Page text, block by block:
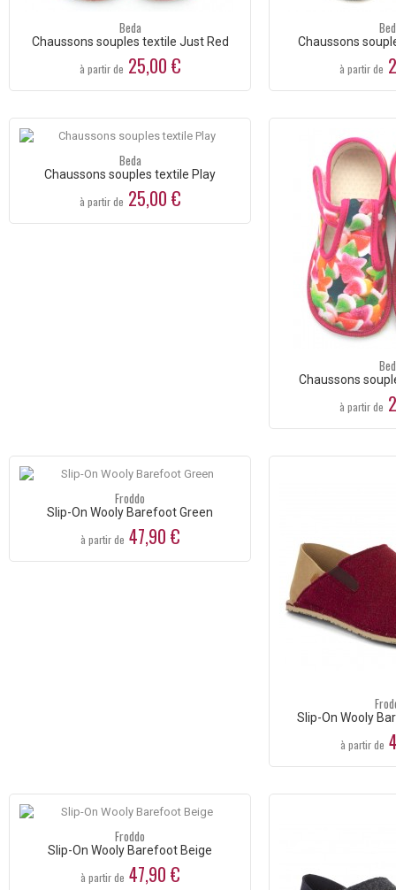
Beda
Chaussons souples textile Just Red
à partir de 25,00 €
Chaussons
à partir de
Beda
Chaussons souples textile Play
à partir de 25,00 €
Chaussons
à partir de
Froddo
Slip-On Wooly Barefoot Green
à partir de 47,90 €
Slip-On Wooly
à partir de
Froddo
Slip-On Wooly Barefoot Beige
à partir de 47,90 €